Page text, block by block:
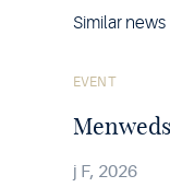
Similar news
See
article
EVENT
j F, 2026